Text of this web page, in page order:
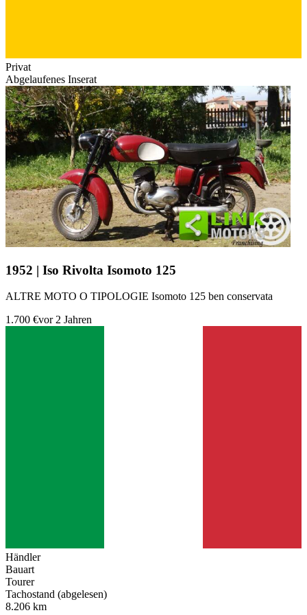
Privat
Abgelaufenes Inserat
1952 | Iso Rivolta Isomoto 125
ALTRE MOTO O TIPOLOGIE Isomoto 125 ben conservata
1.700 €vor 2 Jahren
Händler
Bauart
Tourer
Tachostand (abgelesen)
8.206 km